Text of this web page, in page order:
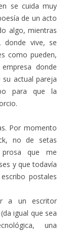
se cuida muy
de un acto
algo, mientras
donde vive, se
como pueden,
donde
actual pareja
para que la
Por momento
no de setas
prosa que me
y que todavía
postales
a un escritor
igual que sea
una